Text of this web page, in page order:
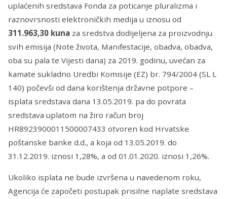
uplaćenih sredstava Fonda za poticanje pluralizma i
raznovrsnosti elektroničkih medija u iznosu od
311.963,30 kuna za sredstva dodijeljena za proizvodnju
svih emisija (Note života, Manifestacije, obadva, obadva,
oba su pala te Vijesti dana) za 2019. godinu, uvećan za
kamate sukladno Uredbi Komisije (EZ) br. 794/2004 (SL L
140) počevši od dana korištenja državne potpore –
isplata sredstava dana 13.05.2019. pa do povrata
sredstava uplatom na žiro račun broj
HR8923900011500007433 otvoren kod Hrvatske
poštanske banke d.d., a koja od 13.05.2019. do
31.12.2019. iznosi 1,28%, a od 01.01.2020. iznosi 1,26%.
Ukoliko isplata ne bude izvršena u navedenom roku,
Agencija će započeti postupak prisilne naplate sredstava